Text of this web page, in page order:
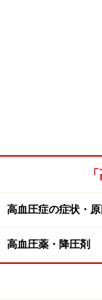
高血圧症の症状・
高血圧薬・降圧剤